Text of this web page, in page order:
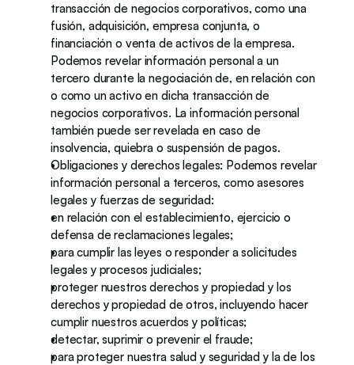
transacción de negocios corporativos, como una
fusión, adquisición, empresa conjunta, o
financiación o venta de activos de la empresa.
Podemos revelar información personal a un
tercero durante la negociación de, en relación con
o como un activo en dicha transacción de
negocios corporativos. La información personal
también puede ser revelada en caso de
insolvencia, quiebra o suspensión de pagos.
Obligaciones y derechos legales: Podemos revelar
información personal a terceros, como asesores
legales y fuerzas de seguridad:
en relación con el establecimiento, ejercicio o
defensa de reclamaciones legales;
para cumplir las leyes o responder a solicitudes
legales y procesos judiciales;
proteger nuestros derechos y propiedad y los
derechos y propiedad de otros, incluyendo hacer
cumplir nuestros acuerdos y políticas;
detectar, suprimir o prevenir el fraude;
para proteger nuestra salud y seguridad y la de los